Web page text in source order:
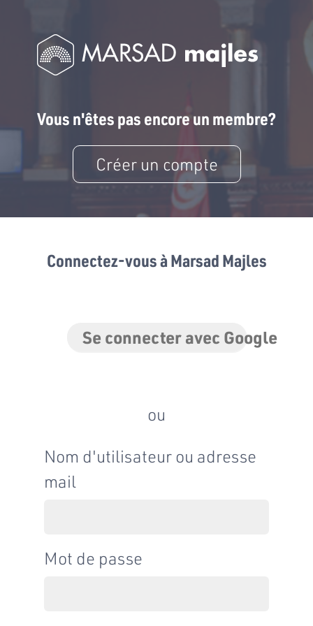
Vous n'êtes pas encore un membre?
Créer un compte
Connectez-vous à Marsad Majles
Se connecter avec Google
ou
Nom d'utilisateur ou adresse
mail
Mot de passe